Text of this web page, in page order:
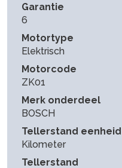
Garantie
6
Motortype
Elektrisch
Motorcode
ZK01
Merk onderdeel
BOSCH
Tellerstand eenheid
Kilometer
Tellerstand